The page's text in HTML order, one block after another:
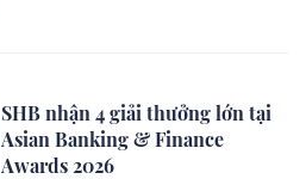
SHB nhận 4 giải thưởng lớn tại
Asian Banking & Finance
Awards 2026